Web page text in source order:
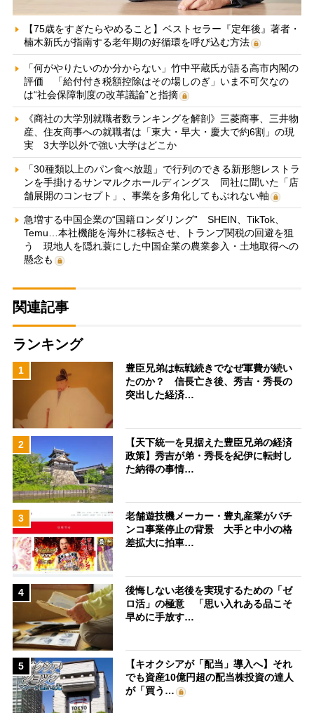
【75歳をすぎたらやめること】ベストセラー『定年後』著者・
楠木新氏が指南する老年期の好循環を呼び込む方法
「何がやりたいのか分からない」竹中平蔵氏が語る高市内閣の
評価 「給付付き税額控除はその場しのぎ」いま不可欠なの
は“社会保障制度の改革議論”と指摘
《商社の大学別就職者数ランキングを解剖》三菱商事、三井物
産、住友商事への就職者は「東大・早大・慶大で約6割」の現
実 3大学以外で強い大学はどこか
「30種類以上のパン食べ放題」で行列のできる新形態レストラ
ンを手掛けるサンマルクホールディングス 同社に聞いた「店
舗展開のコンセプト」、事業を多角化してもぶれない軸
急増する中国企業の“国籍ロンダリング” SHEIN、TikTok、
Temu…本社機能を海外に移転させ、トランプ関税の回避を狙
う 現地人を隠れ蓑にした中国企業の農業参入・土地取得への
懸念も
関連記事
ランキング
1
豊臣兄弟は転戦続きでなぜ軍費が続い
たのか？ 信長亡き後、秀吉・秀長の
突出した経済…
2
【天下統一を見据えた豊臣兄弟の経済
政策】秀吉が弟・秀長を紀伊に転封し
た納得の事情…
3
老舗遊技機メーカー・豊丸産業がパチ
ンコ事業停止の背景 大手と中小の格
差拡大に拍車…
4
後悔しない老後を実現するための「ゼ
ロ活」の極意 「思い入れある品こそ
早めに手放す…
5
【キオクシアが「配当」導入へ】それ
でも資産10億円超の配当株投資の達人
が「買う…